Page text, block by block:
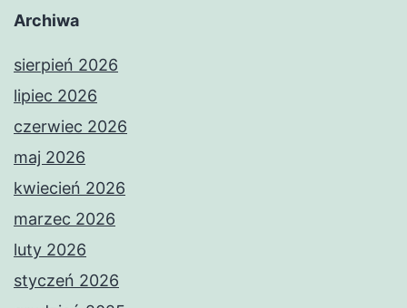
Archiwa
sierpień 2026
lipiec 2026
czerwiec 2026
maj 2026
kwiecień 2026
marzec 2026
luty 2026
styczeń 2026